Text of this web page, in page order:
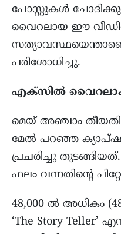
പോസ്റ്റുകൾ
വൈറലായ ഈ
പരിശോധിച്ചു.
എക്സില്‍
മെയ് അഞ്ചാം
മേൽ പറഞ്ഞ
പ്രചരിച്ചു
ഫലം വന്നതിന്റെ
48,000 ൽ അധികം
‘The Story